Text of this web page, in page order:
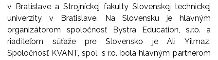
v Bratislave a Strojníckej fakulty Slovenskej technickej
univerzity v Bratislave. Na Slovensku je hlavným
organizátorom spoločnosť Bystra Education, s.r.o. a
riaditeľom súťaže pre Slovensko je Ali Yilmaz.
Spoločnosť KVANT, spol. s r.o. bola hlavným partnerom